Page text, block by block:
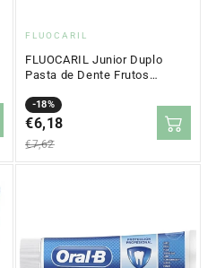
Proveedor:
FLUOCARIL
FLUOCARIL Junior Duplo
Pasta de Dente Frutos
-18%
Precio
en
oferta
€6,18
Precio
regular
€7,62